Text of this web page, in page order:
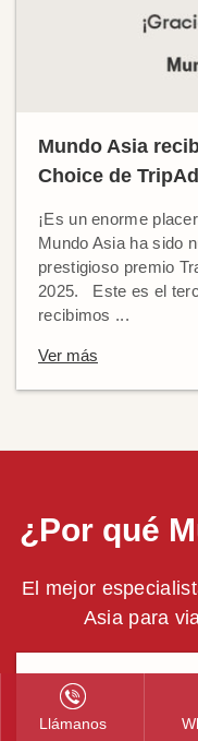
Mundo Asia
Choice de
¡Es un enorme
Mundo Asia ha sido
prestigioso premio
2025. Este es el
recibimos ...
Ver más
¿Por qué
El mejor
Asia para
Llámanos